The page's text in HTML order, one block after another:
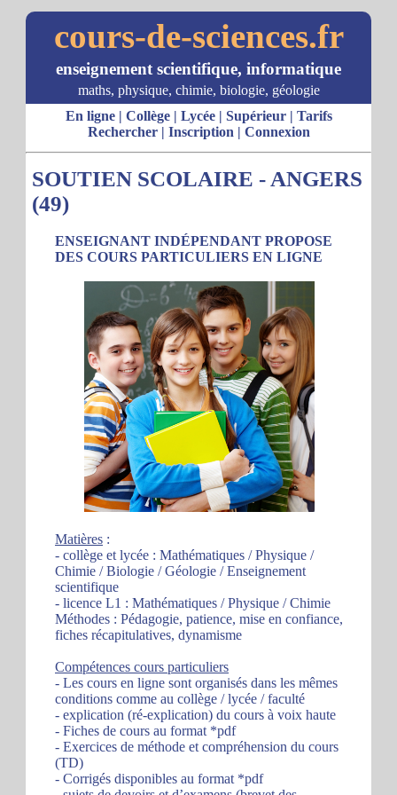
cours-de-sciences.fr
enseignement scientifique, informatique
maths, physique, chimie, biologie, géologie
En ligne| Collège| Lycée| Supérieur| Tarifs
Rechercher| Inscription | Connexion
SOUTIEN SCOLAIRE - ANGERS
(49)
ENSEIGNANT INDÉPENDANT PROPOSE
DES COURS PARTICULIERS EN LIGNE
Matières :
- collège et lycée : Mathématiques / Physique /
Chimie / Biologie / Géologie / Enseignement
scientifique
- licence L1 : Mathématiques / Physique / Chimie
Méthodes : Pédagogie, patience, mise en confiance,
fiches récapitulatives, dynamisme
Compétences cours particuliers
- Les cours en ligne sont organisés dans les mêmes
conditions comme au collège / lycée / faculté
- explication (ré-explication) du cours à voix haute
- Fiches de cours au format *pdf
- Exercices de méthode et compréhension du cours
(TD)
- Corrigés disponibles au format *pdf